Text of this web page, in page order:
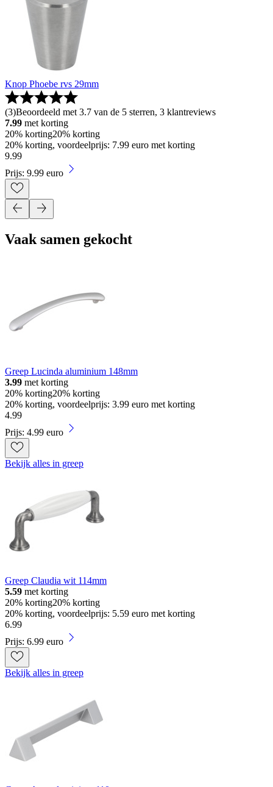
Knop Phoebe rvs 29mm
(3)Beoordeeld met 3.7 van de 5 sterren, 3 klantreviews
7.99 met korting
20% korting20% korting
20% korting, voordeelprijs: 7.99 euro met korting
9.99
Prijs: 9.99 euro
Vaak samen gekocht
Greep Lucinda aluminium 148mm
3.99 met korting
20% korting20% korting
20% korting, voordeelprijs: 3.99 euro met korting
4.99
Prijs: 4.99 euro
Bekijk alles in greep
Greep Claudia wit 114mm
5.59 met korting
20% korting20% korting
20% korting, voordeelprijs: 5.59 euro met korting
6.99
Prijs: 6.99 euro
Bekijk alles in greep